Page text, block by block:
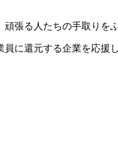
張る人たちの手取りを
に還元する企業を応援し